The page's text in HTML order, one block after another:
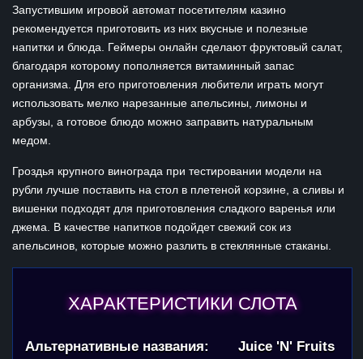
Запустившим игровой автомат посетителям казино
рекомендуется приготовить из них вкусные и полезные
напитки и блюда. Геймеры онлайн сделают фруктовый салат,
благодаря которому пополняется витаминный запас
организма. Для его приготовления любители играть могут
использовать мелко нарезанные апельсины, лимоны и
арбузы, а готовое блюдо можно заправить натуральным
медом.
Гроздья крупного винограда при тестировании модели на
рубли лучше поставить на стол в плетеной корзине, а сливы и
вишенки подходят для приготовления сладкого варенья или
джема. В качестве напитков подойдет свежий сок из
апельсинов, которые можно разлить в стеклянные стаканы.
ХАРАКТЕРИСТИКИ СЛОТА
Альтернативные названия: Juice 'N' Fruits